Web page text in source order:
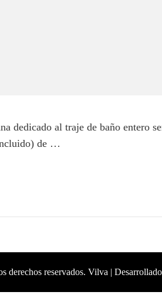
dedicado al traje de baño entero
de …
derechos reservados. Vilva |